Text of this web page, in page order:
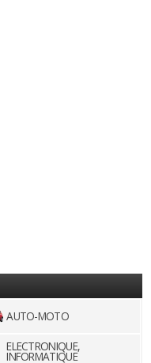
AUTO-MOTO
ELECTRONIQUE,
INFORMATIQUE